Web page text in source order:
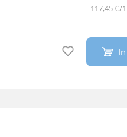
117,45 €/
Auf den